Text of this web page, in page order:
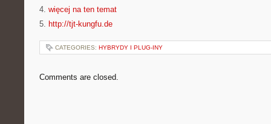
4. więcej na ten temat
5. http://tjt-kungfu.de
CATEGORIES: HYBRYDY I PLUG-INY
Comments are closed.